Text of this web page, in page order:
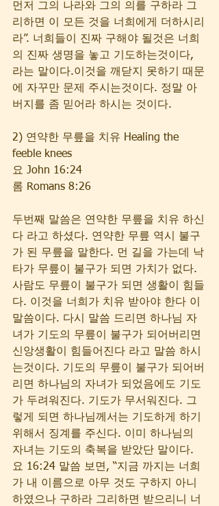
먼저 그의 나라와 그의 의를 구하라 그
리하면 이 모든 것을 너희에게 더하시리
라”. 너희들이 진짜 구해야 될것은 너희
의 진짜 생명을 놓고 기도하는것이다,
라는 말이다.이것을 깨닫지 못하기 때문
에 자꾸만 문제 주시는것이다. 정말 아
버지를 좀 믿어라 하시는 것이다.
2) 연약한 무릎을 치유 Healing the
feeble knees
요 John 16:24
롬 Romans 8:26
두번째 말씀은 연약한 무릎을 치유 하신
다 라고 하셨다. 연약한 무릎 역시 불구
가 된 무릎을 말한다. 먼 길을 가는데 낙
타가 무릎이 불구가 되면 가치가 없다.
사람도 무릎이 불구가 되면 생활이 힘들
다. 이것을 너희가 치유 받아야 한다 이
말씀이다. 다시 말씀 드리면 하나님 자
녀가 기도의 무릎이 불구가 되어버리면
신앙생활이 힘들어진다 라고 말씀 하시
는것이다. 기도의 무릎이 불구가 되어버
리면 하나님의 자녀가 되었음에도 기도
가 두려워진다. 기도가 무서워진다. 그
렇게 되면 하나님께서는 기도하게 하기
위해서 징계를 주신다. 이미 하나님의
자녀는 기도의 축복을 받았단 말이다.
요 16:24 말씀 보면, “지금 까지는 너희
가 내 이름으로 아무 것도 구하지 아니
하였으나 구하라 그리하면 받으리니 너